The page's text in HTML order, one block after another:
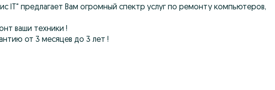
IT" предлагает Вам огромный спектр услуг по ремонту компьютеров,
ваши техники !
от 3 месяцев до 3 лет !